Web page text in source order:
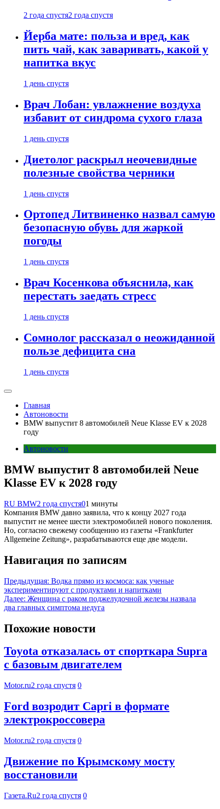
2 года спустя2 года спустя
Йерба мате: польза и вред, как
пить чай, как заваривать, какой у
напитка вкус
1 день спустя
Врач Лобан: увлажнение воздуха
избавит от синдрома сухого глаза
1 день спустя
Диетолог раскрыл неочевидные
полезные свойства черники
1 день спустя
Ортопед Литвиненко назвал самую
безопасную обувь для жаркой
погоды
1 день спустя
Врач Косенкова объяснила, как
перестать заедать стресс
1 день спустя
Сомнолог рассказал о неожиданной
пользе дефицита сна
1 день спустя
Главная
Автоновости
BMW выпустит 8 автомобилей Neue Klasse EV к 2028
году
Автоновости
BMW выпустит 8 автомобилей Neue
Klasse EV к 2028 году
RU BMW2 года спустя01 минуты
Компания BMW давно заявила, что к концу 2027 года
выпустит не менее шести электромобилей нового поколения.
Но, согласно свежему сообщению из газеты «Frankfurter
Allgemeine Zeitung», разрабатываются еще две модели.
Навигация по записям
Предыдущая: Водка прямо из космоса: как ученые
экспериментируют с продуктами и напитками
Далее: Женщина с раком поджелудочной железы назвала
два главных симптома недуга
Похожие новости
Toyota отказалась от спорткара Supra
с базовым двигателем
Motor.ru2 года спустя 0
Ford возродит Capri в формате
электрокроссовера
Motor.ru2 года спустя 0
Движение по Крымскому мосту
восстановили
Газета.Ru2 года спустя 0